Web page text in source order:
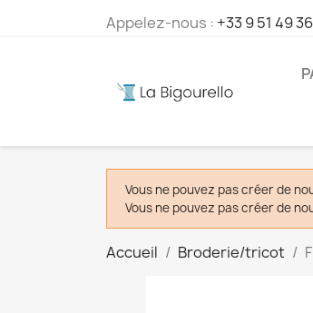
Appelez-nous : +33 9 51 49
Vous ne pouvez pas créer de
Vous ne pouvez pas créer de
Accueil Broderie/tricot